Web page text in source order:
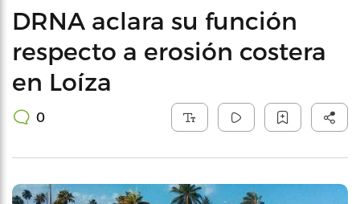
DRNA aclara su función
respecto a erosión costera
en Loíza
0